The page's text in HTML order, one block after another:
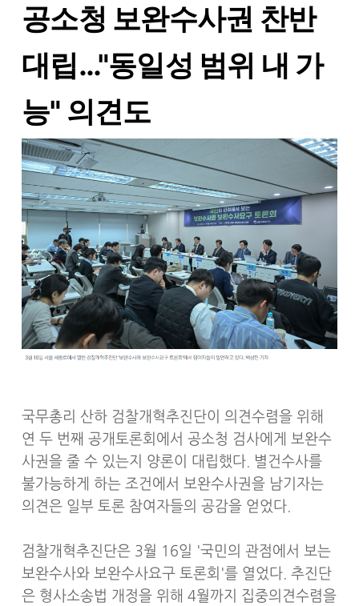
공소청 보완수사권 찬반
대립…"동일성 범위 내 가
능" 의견도
국무총리 산하 검찰개혁추진단이 의견수렴을 위해
연 두 번째 공개토론회에서 공소청 검사에게 보완수
사권을 줄 수 있는지 양론이 대립했다. 별건수사를
불가능하게 하는 조건에서 보완수사권을 남기자는
의견은 일부 토론 참여자들의 공감을 얻었다.
검찰개혁추진단은 3월 16일 '국민의 관점에서 보는
보완수사와 보완수사요구 토론회'를 열었다. 추진단
은 형사소송법 개정을 위해 4월까지 집중의견수렴을